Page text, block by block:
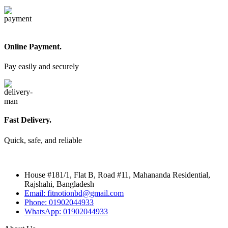
Online Payment.
Pay easily and securely
Fast Delivery.
Quick, safe, and reliable
House #181/1, Flat B, Road #11, Mahananda Residential,
Rajshahi, Bangladesh
Email: fitnotionbd@gmail.com
Phone: 01902044933
WhatsApp: 01902044933